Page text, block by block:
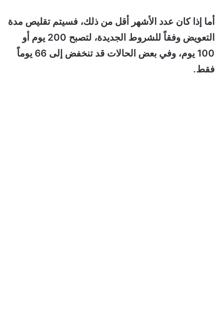
أما إذا كان عدد الأشهر أقل من ذلك، فسيتم تقليص مدة
التعويض وفقاً للشروط الجديدة، لتصبح 200 يوم أو
100 يوم، وفي بعض الحالات قد تنخفض إلى 66 يوماً
فقط.